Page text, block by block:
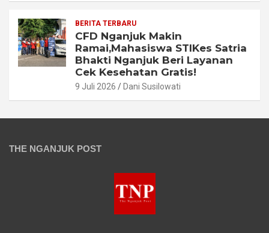
BERITA TERBARU
CFD Nganjuk Makin
Ramai,Mahasiswa STIKes Satria
Bhakti Nganjuk Beri Layanan
Cek Kesehatan Gratis!
9 Juli 2026 Dani Susilowati
THE NGANJUK POST